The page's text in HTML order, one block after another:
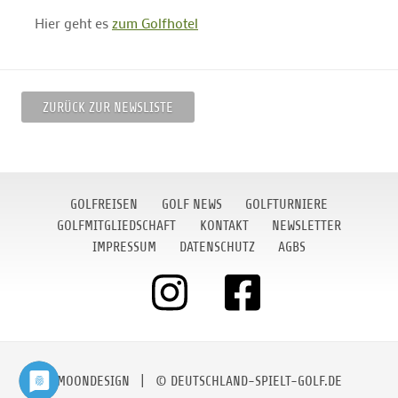
Hier geht eszum Golfhotel
ZURÜCK ZUR NEWSLISTE
GOLFREISEN GOLF NEWS
GOLFTURNIERE
GOLFMITGLIEDSCHAFT
KONTAKT
NEWSLETTER
IMPRESSUM
DATENSCHUTZ AGBS
MOONDESIGN | © DEUTSCHLAND-SPIELT-GOLF.DE